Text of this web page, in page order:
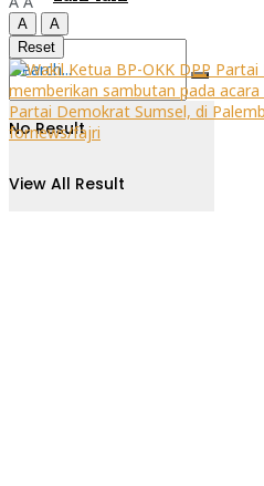
No Result
View All Result
A
A
Reset